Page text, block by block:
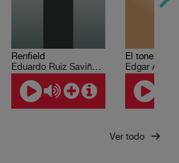
Renfield
Eduardo Ruiz Saviñón, Roberto Coria
El tonel de
Edgar Allan
Ver todo